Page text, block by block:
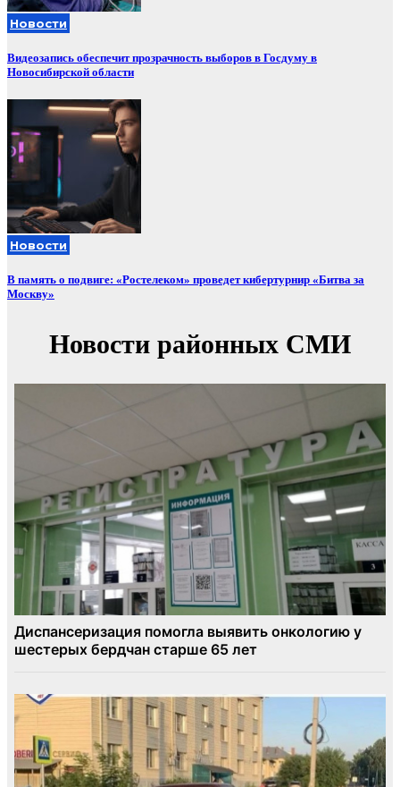
Новости
Видеозапись обеспечит прозрачность выборов в Госдуму в
Новосибирской области
Новости
В память о подвиге: «Ростелеком» проведет кибертурнир «Битва за
Москву»